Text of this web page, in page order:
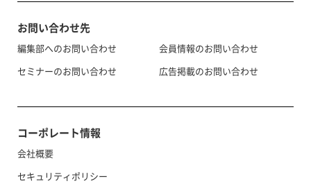
お問い合わせ先
編集部へのお問い合わせ
セミナーのお問い合わせ
会員情報のお問い合わせ
広告掲載のお問い合わせ
コーポレート情報
会社概要
セキュリティポリシー